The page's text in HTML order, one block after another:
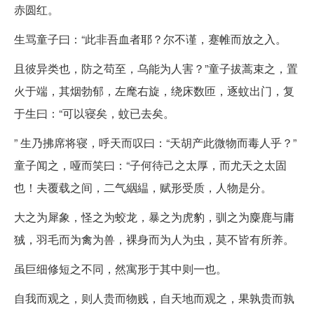
赤圆红。
生骂童子曰：“此非吾血者耶？尔不谨，蹇帷而放之入。
且彼异类也，防之苟至，乌能为人害？”童子拔蒿束之，置
火于端，其烟勃郁，左麾右旋，绕床数匝，逐蚊出门，复
于生曰：“可以寝矣，蚊已去矣。
” 生乃拂席将寝，呼天而叹曰：“天胡产此微物而毒人乎？”
童子闻之，哑而笑曰：“子何待己之太厚，而尤天之太固
也！夫覆载之间，二气絪緼，赋形受质，人物是分。
大之为犀象，怪之为蛟龙，暴之为虎豹，驯之为麋鹿与庸
狨，羽毛而为禽为兽，裸身而为人为虫，莫不皆有所养。
虽巨细修短之不同，然寓形于其中则一也。
自我而观之，则人贵而物贱，自天地而观之，果孰贵而孰